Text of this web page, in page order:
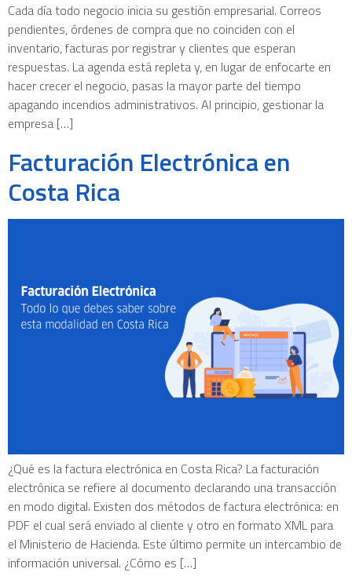
Cada día todo negocio inicia su gestión empresarial. Correos
pendientes, órdenes de compra que no coinciden con el
inventario, facturas por registrar y clientes que esperan
respuestas. La agenda está repleta y, en lugar de enfocarte en
hacer crecer el negocio, pasas la mayor parte del tiempo
apagando incendios administrativos. Al principio, gestionar la
empresa […]
Facturación Electrónica en
Costa Rica
¿Qué es la factura electrónica en Costa Rica? La facturación
electrónica se refiere al documento declarando una transacción
en modo digital. Existen dos métodos de factura electrónica: en
PDF el cual será enviado al cliente y otro en formato XML para
el Ministerio de Hacienda. Este último permite un intercambio de
información universal. ¿Cómo es […]